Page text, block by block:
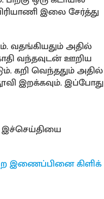
இலை சேர்த்து
வதங்கியதும் அதில்
வந்தவுடன் ஊறிய
கறி வெந்ததும் அதில்
இறக்கவும். இப்போது
இணைப்பினை கிளிக்